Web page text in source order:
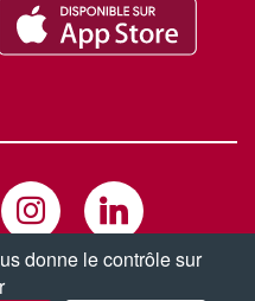
donne le contrôle sur